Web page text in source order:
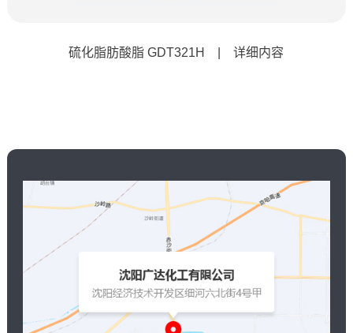
硫化脂肪酸脂 GDT321H | 详细内容